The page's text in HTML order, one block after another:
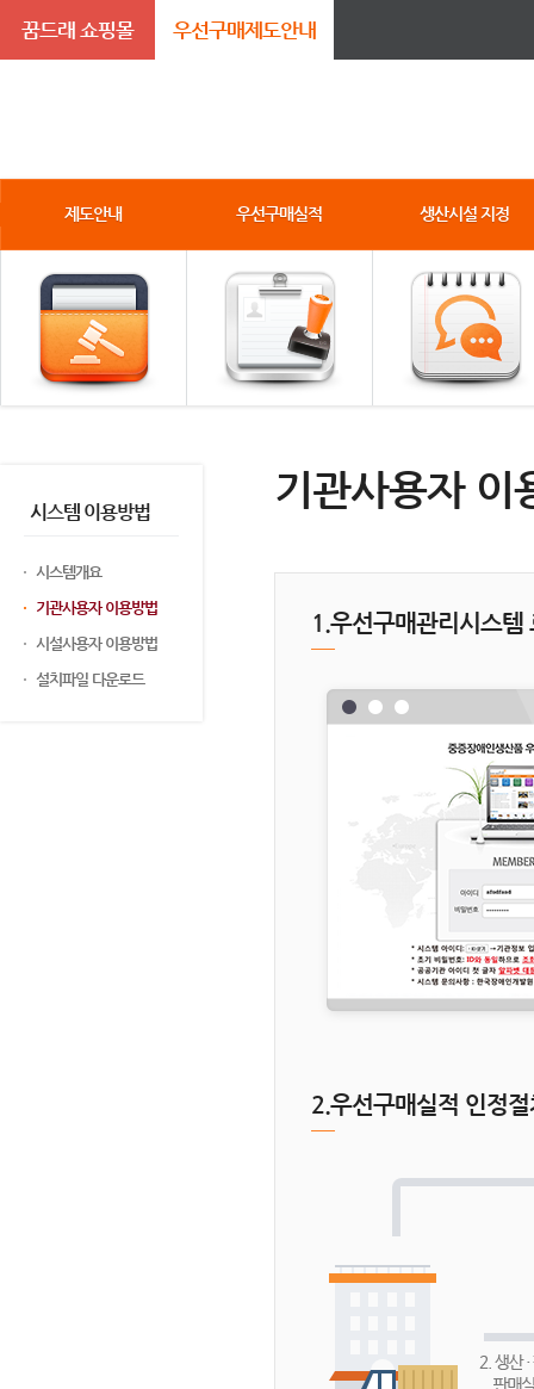
꿈드래 쇼핑몰 우선구매제도안내
제도안내 우선구매실적 생산시설 지정
시스템 이용방법
시스템개요
기관사용자 이용방법
시설사용자 이용방법
설치파일 다운로드
기관사용자 이
1.우선구매관리시스템
2.우선구매실적 인정